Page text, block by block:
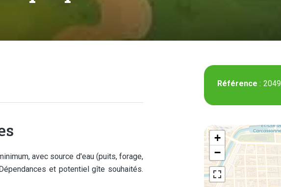
avec source d'eau (puits, forage,
et potentiel gîte souhaités.
Référence 2049
+
−